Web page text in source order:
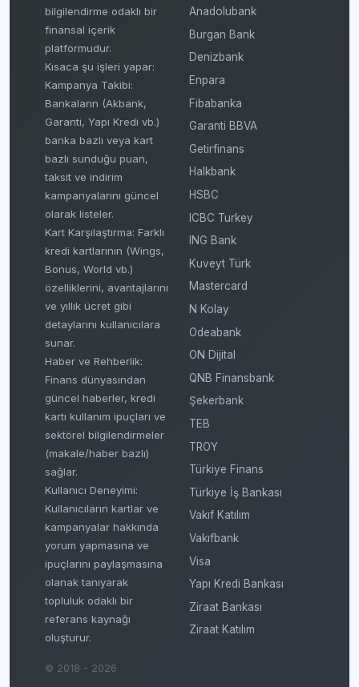
bilgilendirme odaklı bir
finansal içerik
platformudur.
Kısaca şu işleri yapar:
Kampanya Takibi:
Bankaların (Akbank,
Garanti, Yapı Kredi vb.)
banka bazlı veya kart
bazlı sunduğu puan,
taksit ve indirim
kampanyalarını güncel
olarak listeler.
Kart Karşılaştırma: Farklı
kredi kartlarının (Wings,
Bonus, World vb.)
özelliklerini, avantajlarını
ve yıllık ücret gibi
detaylarını kullanıcılara
sunar.
Haber ve Rehberlik:
Finans dünyasından
güncel haberler, kredi
kartı kullanım ipuçları ve
sektörel bilgilendirmeler
(makale/haber bazlı)
sağlar.
Kullanıcı Deneyimi:
Kullanıcıların kartlar ve
kampanyalar hakkında
yorum yapmasına ve
ipuçlarını paylaşmasına
olanak tanıyarak
topluluk odaklı bir
referans kaynağı
oluşturur.
© 2018 - 2026
Anadolubank
Burgan Bank
Denizbank
Enpara
Fibabanka
Garanti BBVA
Getirfinans
Halkbank
HSBC
ICBC Turkey
ING Bank
Kuveyt Türk
Mastercard
N Kolay
Odeabank
ON Dijital
QNB Finansbank
Şekerbank
TEB
TROY
Türkiye Finans
Türkiye İş Bankası
Vakıf Katılım
Vakıfbank
Visa
Yapı Kredi Bankası
Ziraat Bankası
Ziraat Katılım